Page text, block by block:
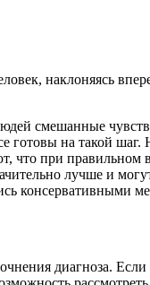
наклоняясь
смешанные
готовы на такой
что при
лучше и
консервативными
диагноза.